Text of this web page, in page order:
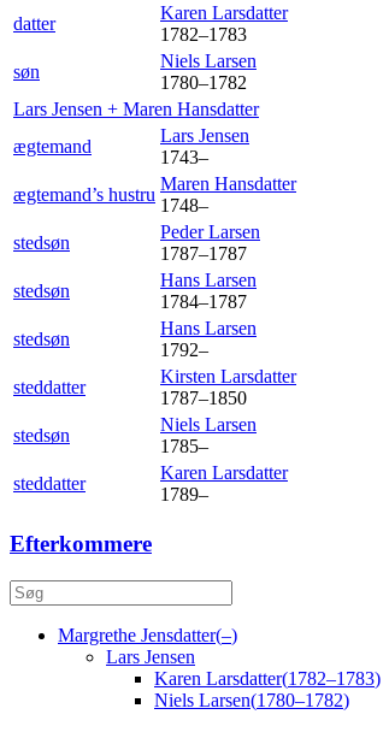
datter
Karen Larsdatter
1782–1783
søn
Niels Larsen
1780–1782
Lars Jensen + Maren Hansdatter
ægtemand
Lars Jensen
1743–
ægtemand’s hustru
Maren Hansdatter
1748–
stedsøn
PederLarsen
1787–1787
stedsøn
Hans Larsen
1784–1787
stedsøn
Hans Larsen
1792–
steddatter
Kirsten Larsdatter
1787–1850
stedsøn
Niels Larsen
1785–
steddatter
Karen Larsdatter
1789–
Efterkommere
Margrethe Jensdatter(–)
Lars Jensen
Karen Larsdatter(1782–1783)
Niels Larsen(1780–1782)